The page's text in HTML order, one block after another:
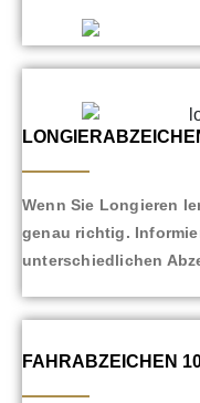
Wenn Sie Longieren
genau richtig.
unterschiedlichen
FAHRABZEICHEN